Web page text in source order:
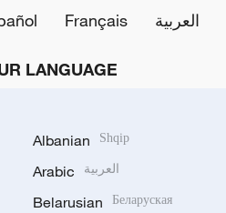
Français العربية
LANGUAGE
Albanian Shqip
Arabic العربية
Belarusian Беларуская